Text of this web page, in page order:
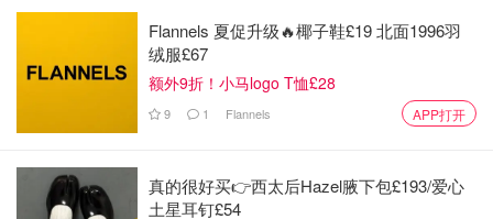
Flannels 夏促升级🔥椰子鞋£19 北面1996羽
绒服£67
额外9折！小马logo T恤£28
9 1 Flannels APP打开
真的很好买👉西太后Hazel腋下包£193/爱心
土星耳钉£54